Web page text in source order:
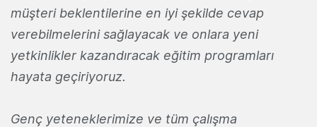
müşteri beklentilerine en iyi şekilde cevap
verebilmelerini sağlayacak ve onlara yeni
yetkinlikler kazandıracak eğitim programları
hayata geçiriyoruz.
Genç yeteneklerimize ve tüm çalışma